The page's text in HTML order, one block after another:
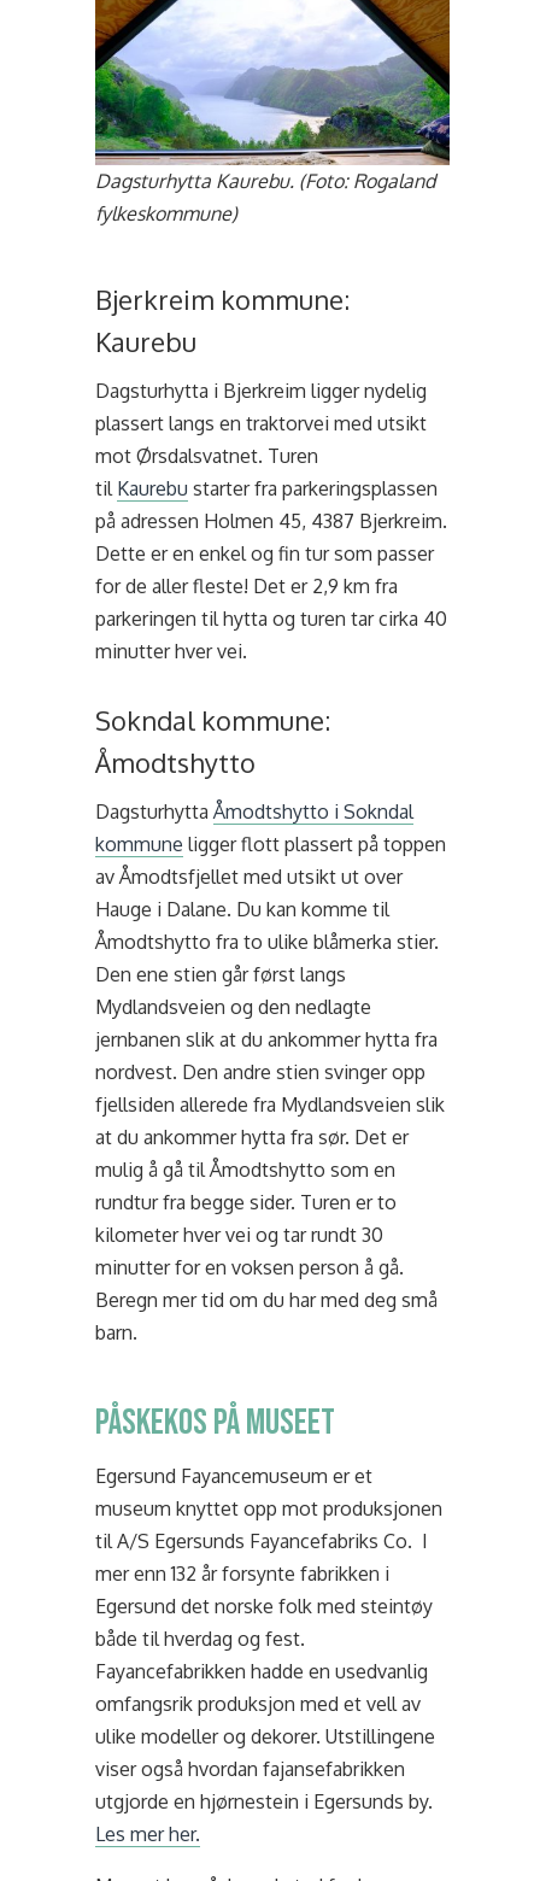
Dagsturhytta Kaurebu. (Foto: Rogaland
fylkeskommune)
Bjerkreim kommune:
Kaurebu
Dagsturhytta i Bjerkreim ligger nydelig
plassert langs en traktorvei med utsikt
mot Ørsdalsvatnet. Turen
til Kaurebu starterfra parkeringsplassen
på adressen Holmen 45, 4387 Bjerkreim.
Dette er en enkel og fin tur som passer
for de aller fleste! Det er 2,9 km fra
parkeringen til hytta og turen tar cirka 40
minutter hver vei.
Sokndal kommune:
Åmodtshytto
DagsturhyttaÅmodtshytto i Sokndal
kommune ligger flott plassert på toppen
av Åmodtsfjellet med utsikt ut over
Hauge i Dalane. Du kan komme til
Åmodtshytto fra to ulike blåmerka stier.
Den ene stien går først langs
Mydlandsveien og den nedlagte
jernbanen slik at du ankommer hytta fra
nordvest. Den andre stien svinger opp
fjellsiden allerede fra Mydlandsveien slik
at du ankommer hytta fra sør. Det er
mulig å gå til Åmodtshytto som en
rundtur fra begge sider. Turen er to
kilometer hver vei og tar rundt 30
minutter for en voksen person å gå.
Beregn mer tid om du har med deg små
barn.
Påskekos på museet
Egersund Fayancemuseum er et
museum knyttet opp mot produksjonen
til A/S Egersunds Fayancefabriks Co. I
mer enn 132 år forsynte fabrikken i
Egersund det norske folk med steintøy
både til hverdag og fest.
Fayancefabrikken hadde en usedvanlig
omfangsrik produksjon med et vell av
ulike modeller og dekorer. Utstillingene
viser også hvordan fajansefabrikken
utgjorde en hjørnestein i Egersunds by.
Les mer her.